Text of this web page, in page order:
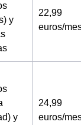
y
22,99
euros/
y
24,99
euros/